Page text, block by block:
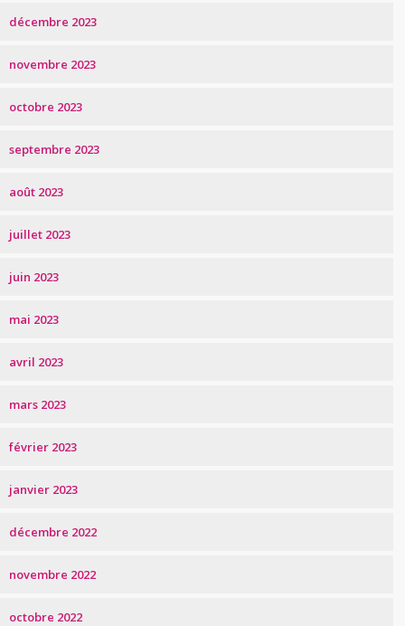
décembre 2023
novembre 2023
octobre 2023
septembre 2023
août 2023
juillet 2023
juin 2023
mai 2023
avril 2023
mars 2023
février 2023
janvier 2023
décembre 2022
novembre 2022
octobre 2022